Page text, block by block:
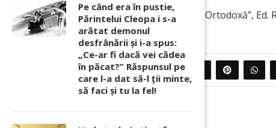
Extras din ”Învăţătură de credinţă Ortodoxă”, Ed.
PARTAJEAZA 0
Pe când era în pustie,
Părintelui Cleopa i s-a
arătat demonul
desfrânării şi i-a spus:
„Ce-ar fi dacă vei cădea
în păcat?” Răspunsul pe
care l-a dat să-l ții minte,
să faci și tu la fel!